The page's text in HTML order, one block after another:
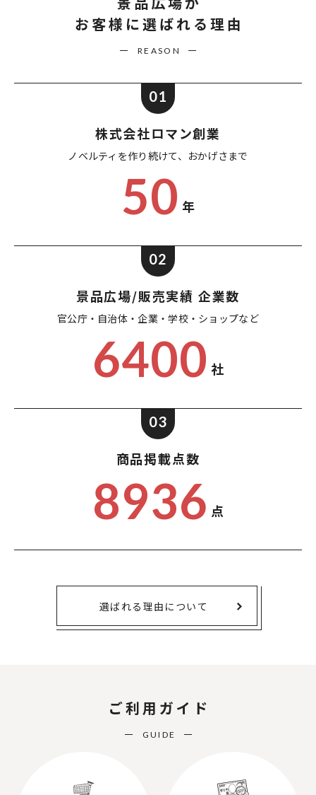
お客様に選ばれる理由
REASON
01
株式会社ロマン創業
ノベルティを作り続けて、 おかげさまで
50 年
02
景品広場/販売実績 企業数
官公庁・自治体・企業・学校・ショップなど
6400 社
03
商品掲載点数
8936 点
選ばれる理由について
ご利用ガイド
GUIDE